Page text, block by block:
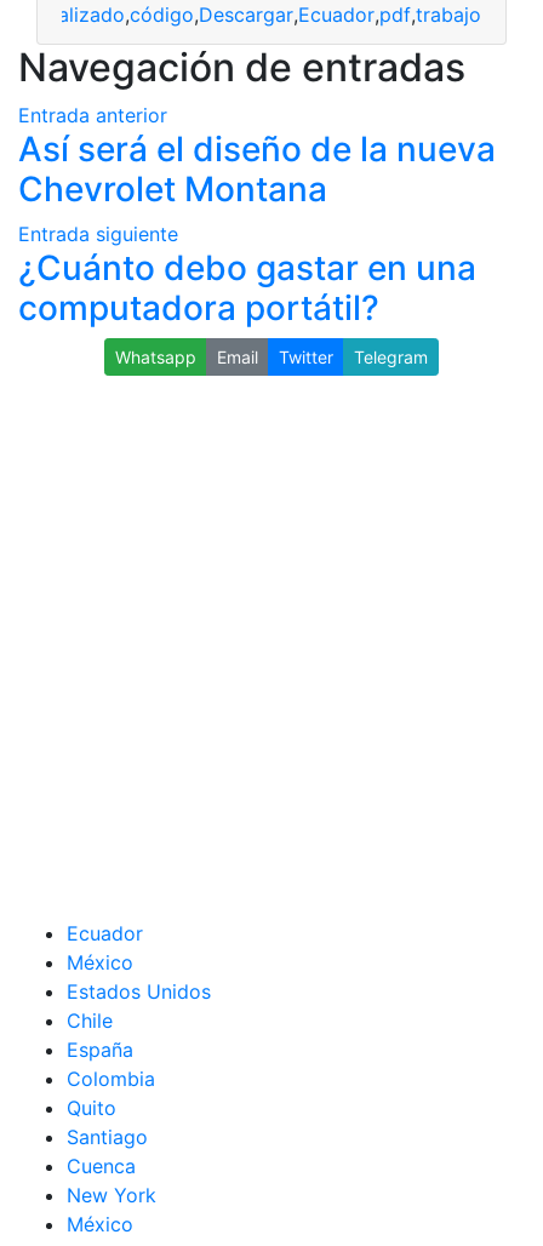
actualizado,código,Descargar,Ecuador,pdf,trabajo
Navegación de entradas
Entrada anterior
Así será el diseño de la nueva
Chevrolet Montana
Entrada siguiente
¿Cuánto debo gastar en una
computadora portátil?
Whatsapp Email Twitter Telegram
Ecuador
México
Estados Unidos
Chile
España
Colombia
Quito
Santiago
Cuenca
New York
México